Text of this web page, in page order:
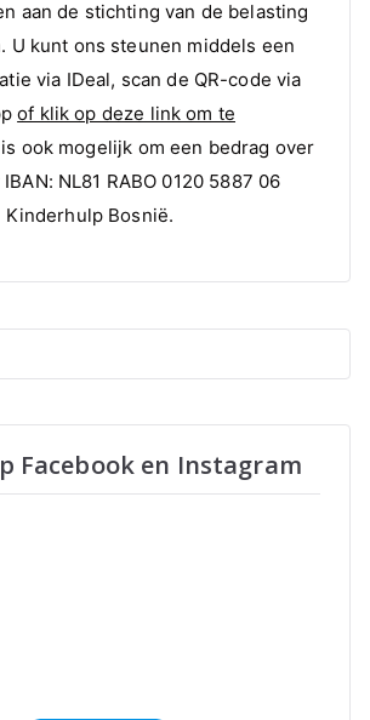
aan de stichting van de belasting
U kunt ons steunen middels een
via IDeal, scan de QR-code via
of klik op deze link om te
ook mogelijk om een bedrag over
NL81 RABO 0120 5887 06
Bosnië.
Facebook en Instagram